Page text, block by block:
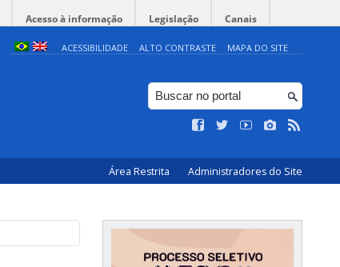
Acesso à informação Legislação Canais
ACESSIBILIDADE ALTO CONTRASTE MAPA DO SITE
Área Restrita Administradores do Site